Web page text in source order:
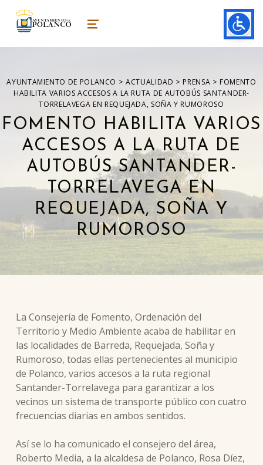
ayuntamiento de polanco
AYUNTAMIENTO DE POLANCO MENU
AYUNTAMIENTO DE POLANCO >ACTUALIDAD > PRENSA > FOMENTO
HABILITA VARIOS ACCESOS A LA RUTA DE AUTOBÚS SANTANDER-
TORRELAVEGA EN REQUEJADA, SOÑA Y RUMOROSO
FOMENTO HABILITA VARIOS
ACCESOS A LA RUTA DE
AUTOBÚS SANTANDER-
TORRELAVEGA EN
REQUEJADA, SOÑA Y
RUMOROSO
La Consejería de Fomento, Ordenación del
Territorio y Medio Ambiente acaba de habilitar en
las localidades de Barreda, Requejada, Soña y
Rumoroso, todas ellas pertenecientes al municipio
de Polanco, varios accesos a la ruta regional
Santander-Torrelavega para garantizar a los
vecinos un sistema de transporte público con cuatro
frecuencias diarias en ambos sentidos.
Así se lo ha comunicado el consejero del área,
Roberto Media, a la alcaldesa de Polanco, Rosa Díez,